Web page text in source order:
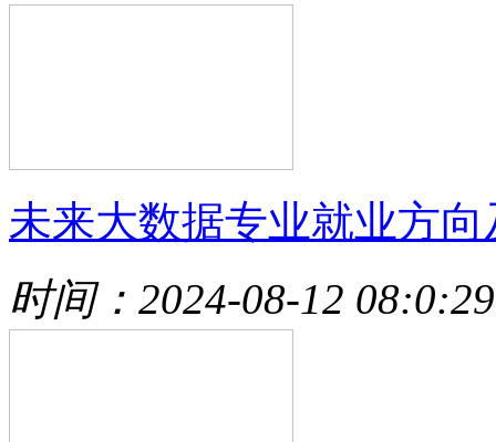
未来大数据专业就业方向
时间：2024-08-12 08:0:29